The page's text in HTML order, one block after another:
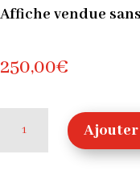
Affiche vendue
250,00€
quantité
de
Ajouter